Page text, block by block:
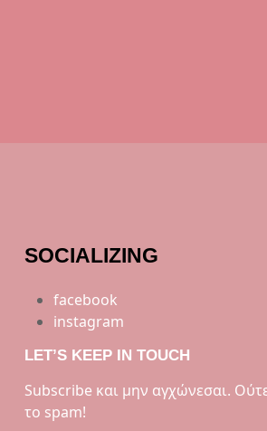
SOCIALIZING
facebook
instagram
LET’S KEEP IN TOUCH
Subscribe και μην αγχώνεσαι.
το spam!